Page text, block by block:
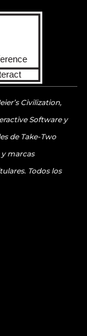
Civilization,
Software y
de Take-Two
y marcas
Todos los